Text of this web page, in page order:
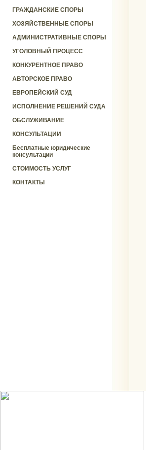
ГРАЖДАНСКИЕ СПОРЫ
ХОЗЯЙСТВЕННЫЕ СПОРЫ
АДМИНИСТРАТИВНЫЕ СПОРЫ
УГОЛОВНЫЙ ПРОЦЕСС
КОНКУРЕНТНОЕ ПРАВО
АВТОРСКОЕ ПРАВО
ЕВРОПЕЙСКИЙ СУД
ИСПОЛНЕНИЕ РЕШЕНИЙ СУДА
ОБСЛУЖИВАНИЕ
КОНСУЛЬТАЦИИ
Бесплатные юридические
консультации
СТОИМОСТЬ УСЛУГ
КОНТАКТЫ